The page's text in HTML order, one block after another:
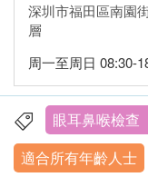
深圳市福田區南園
層
周一至周日 08:30-
眼耳鼻喉檢查
適合所有年齡人士